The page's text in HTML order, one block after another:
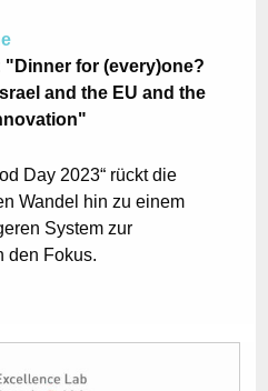
for (every)one?
and the EU and the
Day 2023“ rückt die
Wandel hin zu einem
System zur
den Fokus.